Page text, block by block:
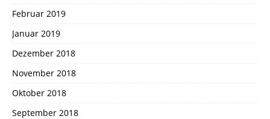
Februar 2019
Januar 2019
Dezember 2018
November 2018
Oktober 2018
September 2018